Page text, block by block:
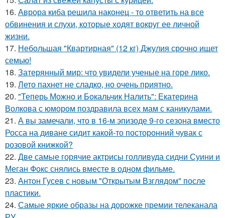
16. Аврора киба решила наконец - то ответить на все
обвинения и слухи, которые ходят вокруг ее личной
жизни.
17. Небольшая "Квартирная" (12 кг) Джулия срочно ищет
семью!
18. Затерянный мир: что увидели ученые на горе лико.
19. Лето пахнет не сладко, но очень приятно.
20. "Теперь Можно и Бокальчик Налить": Екатерина
Волкова с юмором поздравила всех мам с каникулами.
21. А вы замечали, что в 16-м эпизоде 9-го сезона вместо
Росса на диване сидит какой-то посторонний чувак с
розовой книжкой?
22. Две самые горячие актрисы голливуда сидни Суини и
Меган Фокс снялись вместе в одном фильме.
23. Антон Гусев с новым "Открытым Взглядом" после
пластики.
24. Самые яркие образы на дорожке премии телеканала